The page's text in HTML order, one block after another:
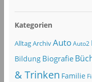
Kategorien
AlltagArchivAuto Auto2
Bildung Biografie
& Trinken Familie